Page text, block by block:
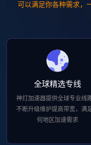
可以满足你各种需求，
全球精选专线
神灯加速器提供全球专业线路
不断升级维护提高带宽，满
何地区加速需求